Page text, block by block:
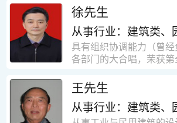
营乡刘庄火力发电厂项目
平方装配式工业厂房，焦
区项目经理，该项目有住
结构，总建筑面积36000
限公司专业监理工程师，
限公司任专业监理工程师
有：广东东莞市花润雪花
工程，该工程有钢结构
建与扩充经验，并具备教
辽宁华夏律师事务所和辽
所执业。王律师在数十年
多次与美国、英国、香港
地的律师共同办理法律事
诉讼和非诉讼的合同纠纷
对刑事案件、仲裁案件都
擅长处理涉及公司管理、
收购重组等法律业务。王
论文在省部级会议和刊
徐先生
从事行业：建筑类、
具有组织协调能力（曾经
各部门的大合唱，荣获第
等领域）；实际工作能力
富。
王先生
从事行业：建筑类、